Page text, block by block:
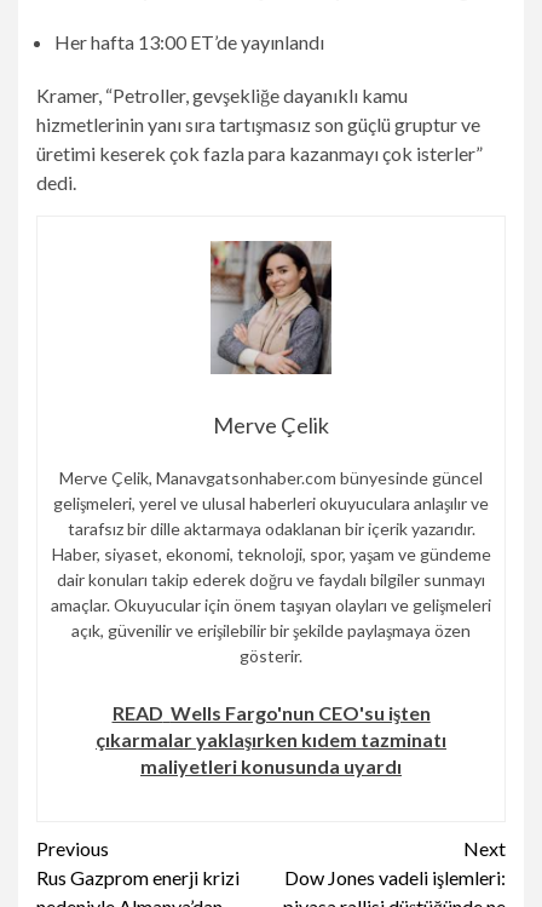
Her hafta 13:00 ET’de yayınlandı
Kramer, “Petroller, gevşekliğe dayanıklı kamu
hizmetlerinin yanı sıra tartışmasız son güçlü gruptur ve
üretimi keserek çok fazla para kazanmayı çok isterler”
dedi.
Merve Çelik
Merve Çelik, Manavgatsonhaber.com bünyesinde güncel
gelişmeleri, yerel ve ulusal haberleri okuyuculara anlaşılır ve
tarafsız bir dille aktarmaya odaklanan bir içerik yazarıdır.
Haber, siyaset, ekonomi, teknoloji, spor, yaşam ve gündeme
dair konuları takip ederek doğru ve faydalı bilgiler sunmayı
amaçlar. Okuyucular için önem taşıyan olayları ve gelişmeleri
açık, güvenilir ve erişilebilir bir şekilde paylaşmaya özen
gösterir.
READ Wells Fargo'nun CEO'su işten
çıkarmalar yaklaşırken kıdem tazminatı
maliyetleri konusunda uyardı
Continue
Reading
Previous
Rus Gazprom enerji krizi
Next
Dow Jones vadeli işlemleri: